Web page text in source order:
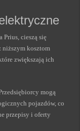
cieszą się
niższym kosztom
zwiększają ich
mogą
pojazdów, co
przepisy i oferty